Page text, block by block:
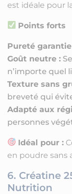
est idéale pour
Points forts
Pureté
Goût neutre :
n’importe quel
Texture sans
breveté qui
Adapté aux
personnes
Idéal pour :
en poudre sans
6. Créatine
Nutrition